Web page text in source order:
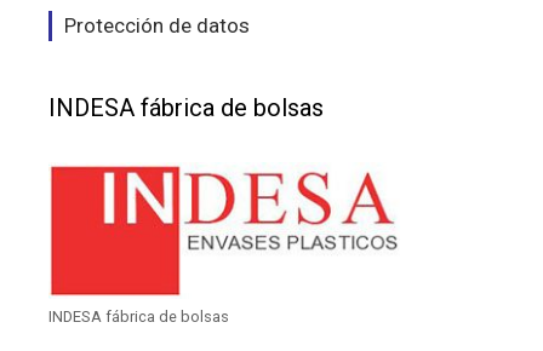
Protección de datos
INDESA fábrica de bolsas
INDESA fábrica de bolsas